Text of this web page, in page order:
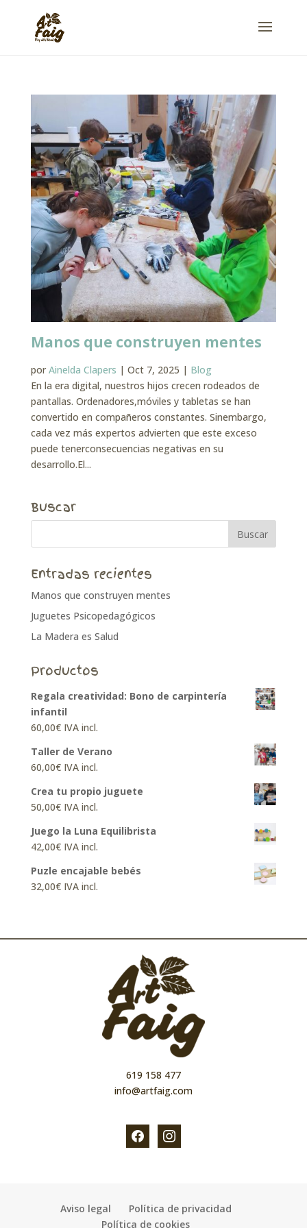
Manos que construyen mentes
porAinelda Clapers | Oct 7, 2025 | Blog
En la era digital, nuestros hijos crecen rodeados de
pantallas. Ordenadores,móviles y tabletas se han
convertido en compañeros constantes. Sinembargo,
cada vez más expertos advierten que este exceso
puede tenerconsecuencias negativas en su
desarrollo.El...
Buscar
Entradas recientes
Manos que construyen mentes
Juguetes Psicopedagógicos
La Madera es Salud
Productos
Regala creatividad: Bono de carpintería
infantil
60,00€ IVA incl.
Taller de Verano
60,00€ IVA incl.
Crea tu propio juguete
50,00€ IVA incl.
Juego la Luna Equilibrista
42,00€ IVA incl.
Puzle encajable bebés
32,00€ IVA incl.
619 158 477
info@artfaig.com
facebookinstagram
Aviso legal
Política de privacidad
Política de cookies